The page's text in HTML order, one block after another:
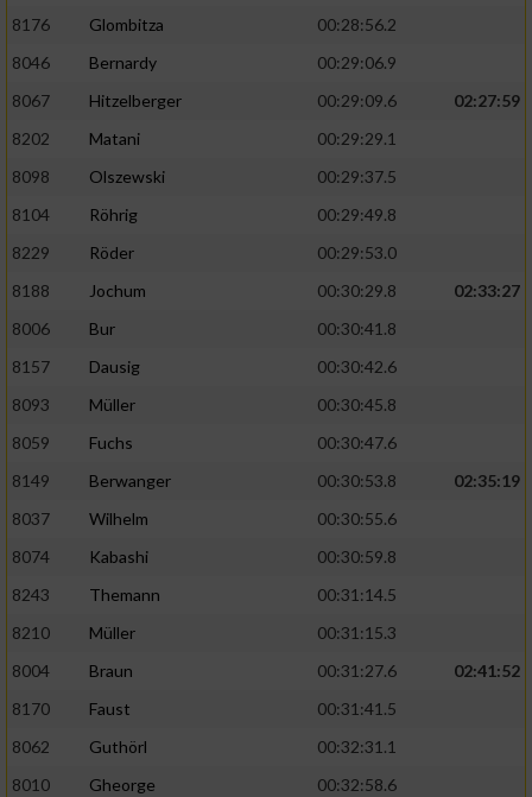
8176 Glombitza
00:28:56.2
8046
Bernardy
00:29:06.9
8067
Hitzelberger 00:29:09.6
02:27:59
8202
Matani
00:29:29.1
8098
Olszewski
00:29:37.5
8104
Röhrig
00:29:49.8
8229
Röder
00:29:53.0
8188
Jochum 00:30:29.8
02:33:27
8006
Bur
00:30:41.8
8157
Dausig
00:30:42.6
8093
Müller
00:30:45.8
8059
Fuchs
00:30:47.6
8149
Berwanger 00:30:53.8
02:35:19
8037
Wilhelm
00:30:55.6
8074
Kabashi
00:30:59.8
8243
Themann
00:31:14.5
8210
Müller
00:31:15.3
8004
Braun 00:31:27.6
02:41:52
8170
Faust
00:31:41.5
8062
Guthörl
00:32:31.1
8010
Gheorge
00:32:58.6